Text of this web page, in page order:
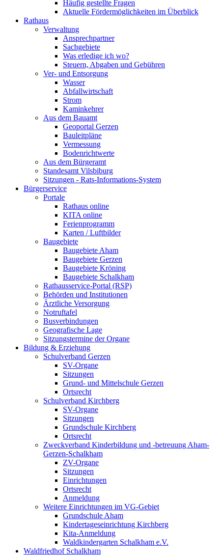
Häufig gestellte Fragen
Aktuelle Fördermöglichkeiten im Überblick
Rathaus
Verwaltung
Ansprechpartner
Sachgebiete
Was erledige ich wo?
Steuern, Abgaben und Gebühren
Ver- und Entsorgung
Wasser
Abfallwirtschaft
Strom
Kaminkehrer
Aus dem Bauamt
Geoportal Gerzen
Bauleitpläne
Vermessung
Bodenrichtwerte
Aus dem Bürgeramt
Standesamt Vilsbiburg
Sitzungen - Rats-Informations-System
Bürgerservice
Portale
Rathaus online
KITA online
Ferienprogramm
Karten / Luftbilder
Baugebiete
Baugebiete Aham
Baugebiete Gerzen
Baugebiete Kröning
Baugebiete Schalkham
Rathausservice-Portal (RSP)
Behörden und Institutionen
Ärztliche Versorgung
Notruftafel
Busverbindungen
Geografische Lage
Sitzungstermine der Organe
Bildung & Erziehung
Schulverband Gerzen
SV-Organe
Sitzungen
Grund- und Mittelschule Gerzen
Ortsrecht
Schulverband Kirchberg
SV-Organe
Sitzungen
Grundschule Kirchberg
Ortsrecht
Zweckverband Kinderbildung und -betreuung Aham-
Gerzen-Schalkham
ZV-Organe
Sitzungen
Einrichtungen
Ortsrecht
Anmeldung
Weitere Einrichtungen im VG-Gebiet
Grundschule Aham
Kindertageseinrichtung Kirchberg
Kita-Anmeldung
Waldkindergarten Schalkham e.V.
Waldfriedhof Schalkham